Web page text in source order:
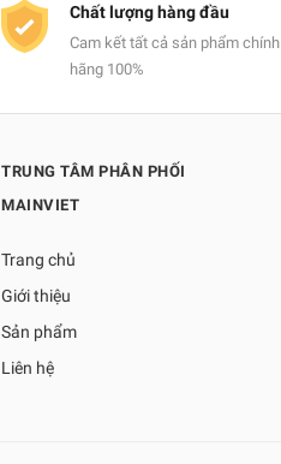
Chất lượng hàng đầu
Cam kết tất cả sản phẩm chính
hãng 100%
TRUNG TÂM PHÂN PHỐI
MAINVIET
Trang chủ
Giới thiệu
Sản phẩm
Liên hệ